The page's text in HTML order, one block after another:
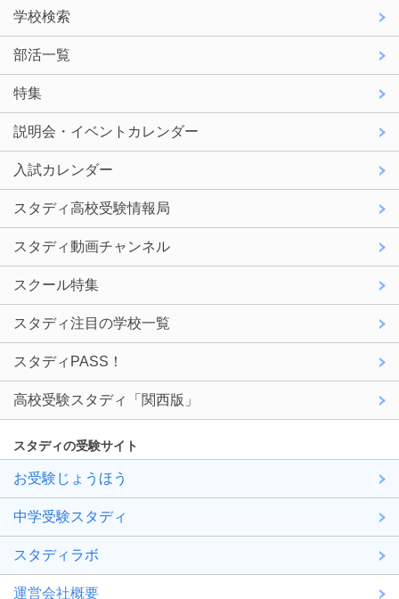
学校検索
部活一覧
特集
説明会・イベントカレンダー
入試カレンダー
スタディ高校受験情報局
スタディ動画チャンネル
スクール特集
スタディ注目の学校一覧
スタディPASS！
高校受験スタディ「関西版」
スタディの受験サイト
お受験じょうほう
中学受験スタディ
スタディラボ
運営会社概要